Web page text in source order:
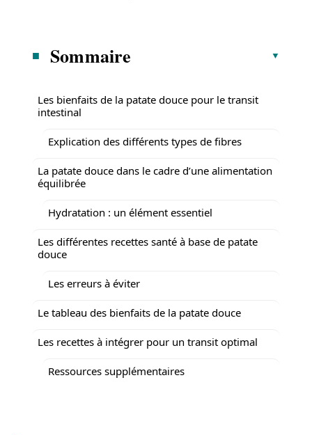
Sommaire
Les bienfaits de la patate douce pour le transit
intestinal
Explication des différents types de fibres
La patate douce dans le cadre d’une alimentation
équilibrée
Hydratation : un élément essentiel
Les différentes recettes santé à base de patate
douce
Les erreurs à éviter
Le tableau des bienfaits de la patate douce
Les recettes à intégrer pour un transit optimal
Ressources supplémentaires